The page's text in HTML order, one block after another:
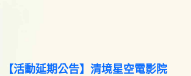
【活動延期公告】清境星空電影院